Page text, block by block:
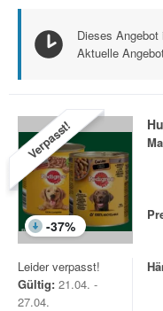
Dieses
Aktuelle
Verpasst!
-37%
Leider verpasst!
Gültig: 21.04. -
27.04.